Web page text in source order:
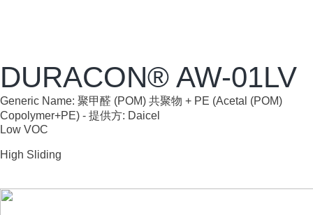
DURACON® AW-01LV
Generic Name: 聚甲醛 (POM) 共聚物 + PE (Acetal (POM)
Copolymer+PE) - 提供方: Daicel
Low VOC
High Sliding